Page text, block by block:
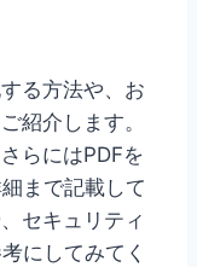
る方法や、お
紹介します。
らにはPDFを
まで記載して
セキュリティ
にしてみてく